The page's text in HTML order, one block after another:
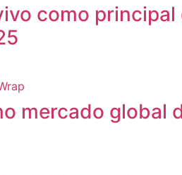
como
mercado global